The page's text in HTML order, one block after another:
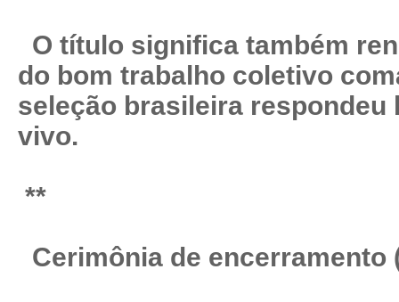
O título significa também
do bom trabalho coletivo
seleção brasileira respondeu
vivo.
**
Cerimônia de encerramento